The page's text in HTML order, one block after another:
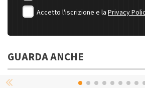
Accetto l'iscrizione e la Privacy
GUARDA ANCHE